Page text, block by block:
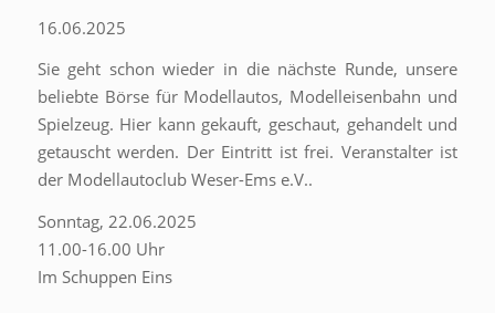
16.06.2025
Sie geht schon wieder in die nächste Runde, unsere
beliebte Börse für Modellautos, Modelleisenbahn und
Spielzeug. Hier kann gekauft, geschaut, gehandelt und
getauscht werden. Der Eintritt ist frei. Veranstalter ist
der Modellautoclub Weser-Ems e.V..
Sonntag, 22.06.2025
11.00-16.00 Uhr
Im Schuppen Eins